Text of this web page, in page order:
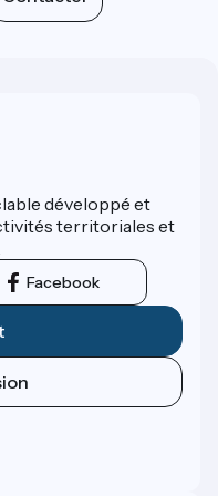
développé et
territoriales et
Facebook